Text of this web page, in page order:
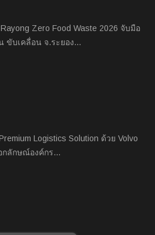
Zero Food Waste 2026 จับมือ
ขับเคลื่อน จ.ระยอง…
Logistics Solution ด้วย Volvo
กลักษณ์องค์กร…